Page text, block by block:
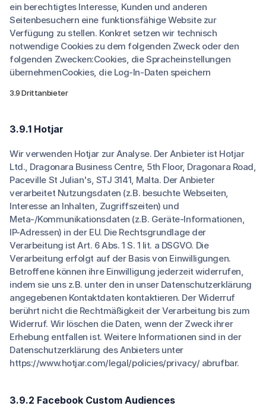
ein berechtigtes Interesse, Kunden und anderen
Seitenbesuchern eine funktionsfähige Website zur
Verfügung zu stellen. Konkret setzen wir technisch
notwendige Cookies zu dem folgenden Zweck oder den
folgenden Zwecken:Cookies, die Spracheinstellungen
übernehmenCookies, die Log-In-Daten speichern
3.9 Drittanbieter
3.9.1 Hotjar
Wir verwenden Hotjar zur Analyse. Der Anbieter ist Hotjar
Ltd., Dragonara Business Centre, 5th Floor, Dragonara Road,
Paceville St Julian's, STJ 3141, Malta. Der Anbieter
verarbeitet Nutzungsdaten (z.B. besuchte Webseiten,
Interesse an Inhalten, Zugriffszeiten) und
Meta-/Kommunikationsdaten (z.B. Geräte-Informationen,
IP-Adressen) in der EU. Die Rechtsgrundlage der
Verarbeitung ist Art. 6 Abs. 1 S. 1 lit. a DSGVO. Die
Verarbeitung erfolgt auf der Basis von Einwilligungen.
Betroffene können ihre Einwilligung jederzeit widerrufen,
indem sie uns z.B. unter den in unser Datenschutzerklärung
angegebenen Kontaktdaten kontaktieren. Der Widerruf
berührt nicht die Rechtmäßigkeit der Verarbeitung bis zum
Widerruf. Wir löschen die Daten, wenn der Zweck ihrer
Erhebung entfallen ist. Weitere Informationen sind in der
Datenschutzerklärung des Anbieters unter
https://www.hotjar.com/legal/policies/privacy/ abrufbar.
3.9.2 Facebook Custom Audiences